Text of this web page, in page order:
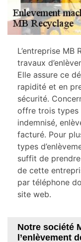
L’entreprise
travaux
Elle assure ce
rapidité et en
sécurité.
offre trois types
indemnisé,
facturé. Pour
types
suffit de
de cette
par téléphone
site web.
Notre société
l’enlèvement